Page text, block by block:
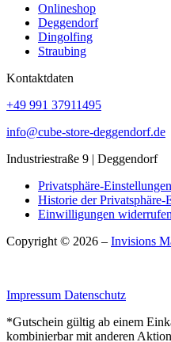
Onlineshop
Deggendorf
Dingolfing
Straubing
Kontaktdaten
+49 991 37911495
info@cube-store-deggendorf.de
Industriestraße 9 | Deggendorf
Privatsphäre-
Historie der Privatsphäre-
Einwilligungen widerrufen
Copyright © 2026 – Invisions
Impressum Datenschutz
*Gutschein gültig ab einem
kombinierbar mit anderen